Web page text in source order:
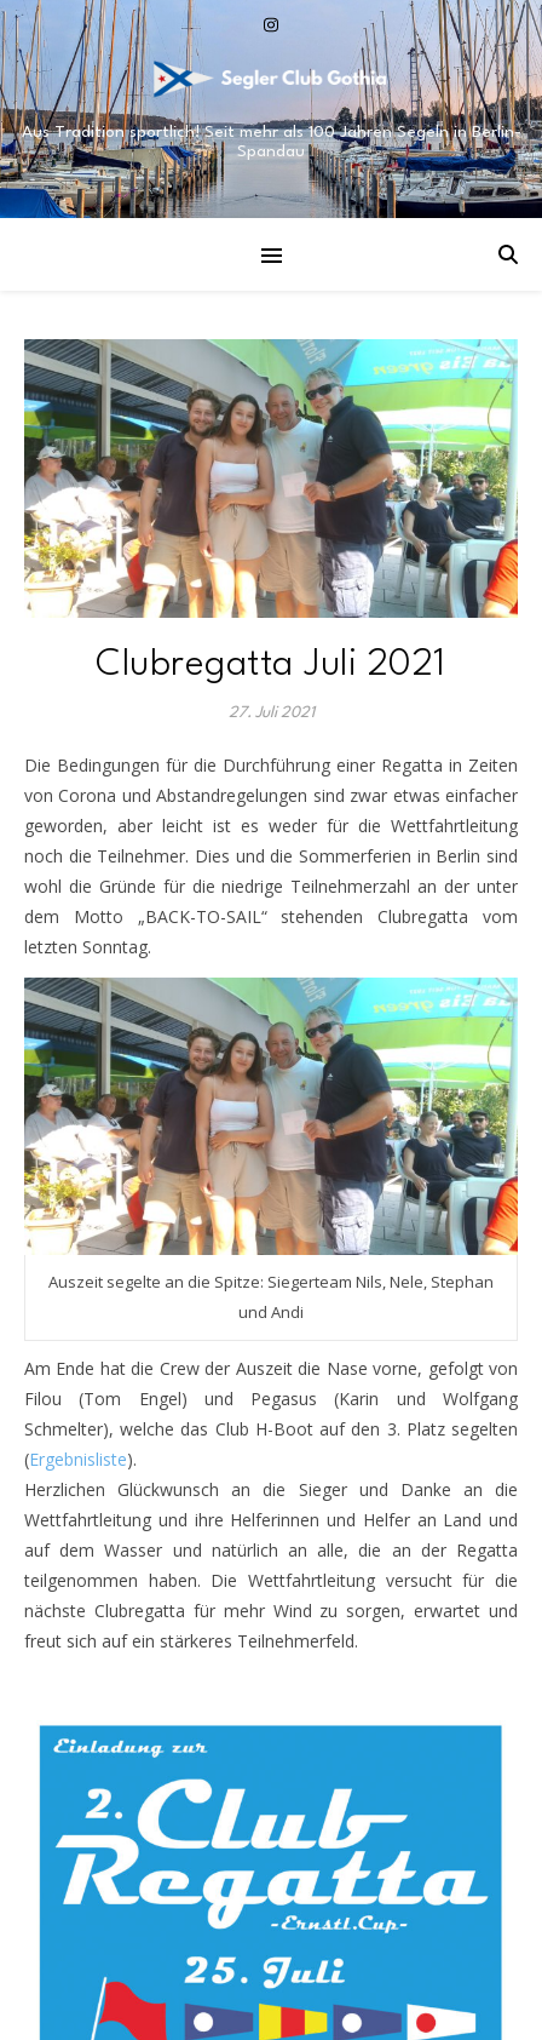
Aus Tradition sportlich! Seit mehr als 100 Jahren Segeln in Berlin-
Spandau
Clubregatta Juli 2021
27. Juli 2021
Die Bedingungen für die Durchführung einer Regatta in Zeiten
von Corona und Abstandregelungen sind zwar etwas einfacher
geworden, aber leicht ist es weder für die Wettfahrtleitung
noch die Teilnehmer. Dies und die Sommerferien in Berlin sind
wohl die Gründe für die niedrige Teilnehmerzahl an der unter
dem Motto „BACK-TO-SAIL“ stehenden Clubregatta vom
letzten Sonntag.
Auszeit segelte an die Spitze: Siegerteam Nils, Nele, Stephan
und Andi
Am Ende hat die Crew der Auszeit die Nase vorne, gefolgt von
Filou (Tom Engel) und Pegasus (Karin und Wolfgang
Schmelter), welche das Club H-Boot auf den 3. Platz segelten
(Ergebnisliste).
Herzlichen Glückwunsch an die Sieger und Danke an die
Wettfahrtleitung und ihre Helferinnen und Helfer an Land und
auf dem Wasser und natürlich an alle, die an der Regatta
teilgenommen haben. Die Wettfahrtleitung versucht für die
nächste Clubregatta für mehr Wind zu sorgen, erwartet und
freut sich auf ein stärkeres Teilnehmerfeld.